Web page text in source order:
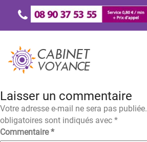
Laisser un commentaire
Votre adresse e-mail ne sera pas publiée.
obligatoires sont indiqués avec *
Commentaire*